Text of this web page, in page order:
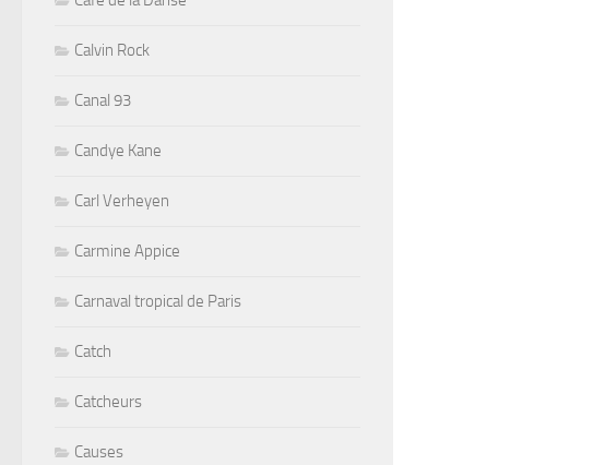
Calvin Rock
Canal 93
Candye Kane
Carl Verheyen
Carmine Appice
Carnaval tropical de Paris
Catch
Catcheurs
Causes